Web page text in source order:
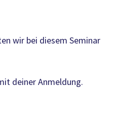
wir bei diesem Seminar
deiner Anmeldung.